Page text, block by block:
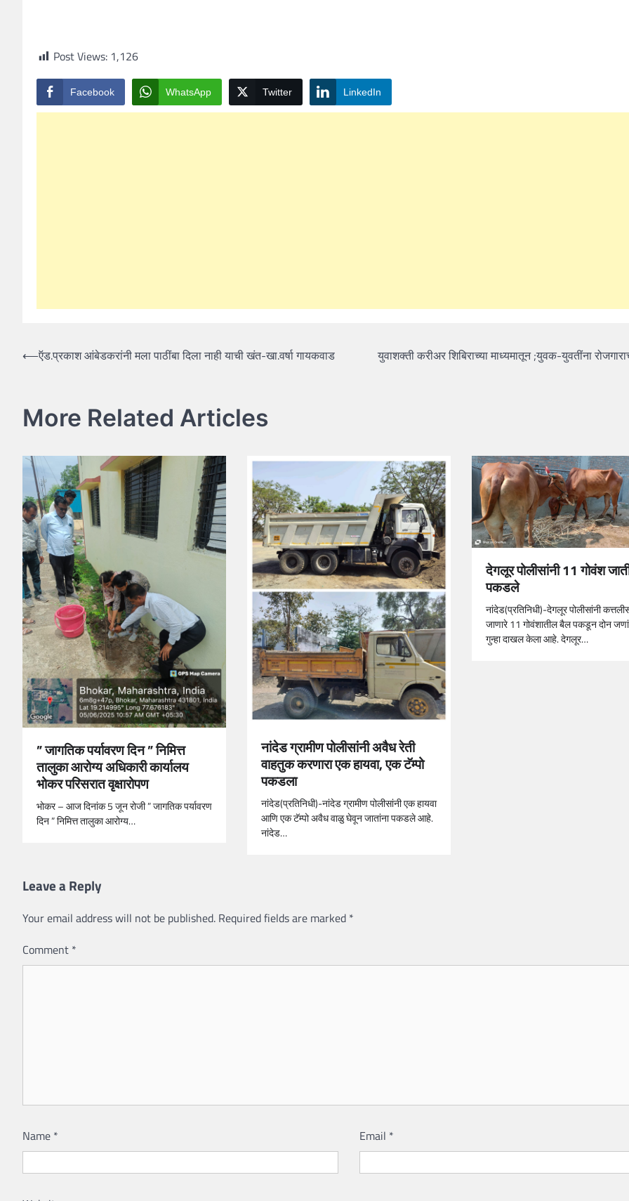
Post Views: 1,126
Facebook WhatsApp Twitter LinkedIn
Post
⟵ऍड.प्रकाश आंबेडकरांनी मला पाठींबा दिला नाही याची खंत-खा.वर्षा गायकवाड युवाशक्ती करीअर शिबिराच्या माध्यमातून ;युवक-युवतींना
More Related Articles
” जागतिक पर्यावरण दिन ” निमित्त
तालुका आरोग्य अधिकारी कार्यालय
भोकर परिसरात वृक्षारोपण
भोकर – आज दिनांक 5 जून रोजी ” जागतिक पर्यावरण
दिन ” निमित्त तालुका आरोग्य…
नांदेड ग्रामीण पोलीसांनी अवैध रेती
वाहतुक करणारा एक हायवा, एक टॅम्पो
पकडला
नांदेड(प्रतिनिधी)-नांदेड ग्रामीण पोलीसांनी एक हायवा
आणि एक टॅम्पो अवैध वाळु घेवून जातांना पकडले आहे.
नांदेड…
देगलूर पोलीसांनी 11 गोवंश
पकडले
नांदेड(प्रतिनिधी)-देगलूर पोलीसांनी
जाणारे 11 गोवंशातील बैल पकडून दोन
गुन्हा दाखल केला आहे. देगलूर…
Leave a Reply
Your email address will not be published. Required fields are marked *
Comment *
Name * Email *